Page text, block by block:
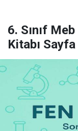
6. Sınıf
Kitabı